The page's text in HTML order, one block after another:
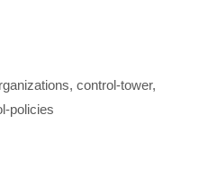
, control-tower,
policies